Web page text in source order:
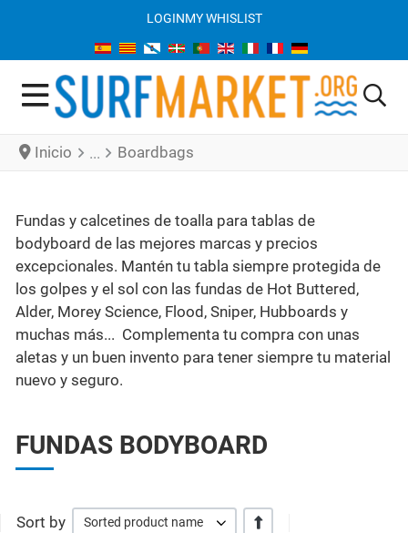
LOGINMY WHISLIST
Inicio Boardbags
Fundas y calcetines de toalla para tablas de
bodyboard de las mejores marcas y precios
excepcionales. Mantén tu tabla siempre protegida de
los golpes y el sol con las fundas de Hot Buttered,
Alder, Morey Science, Flood, Sniper, Hubboards y
muchas más... Complementa tu compra con unas
aletas y un buen invento para tener siempre tu material
nuevo y seguro.
FUNDAS BODYBOARD
Sort by Sorted product name +/-